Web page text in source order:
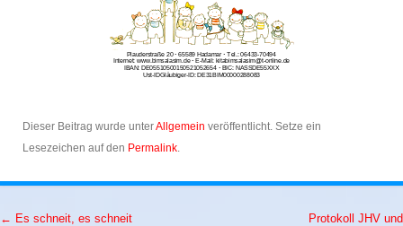
Dieser Beitrag wurde unterAllgemein veröffentlicht. Setze ein
Lesezeichen auf den Permalink
← Es schneit, es schneit
Protokoll JHV und